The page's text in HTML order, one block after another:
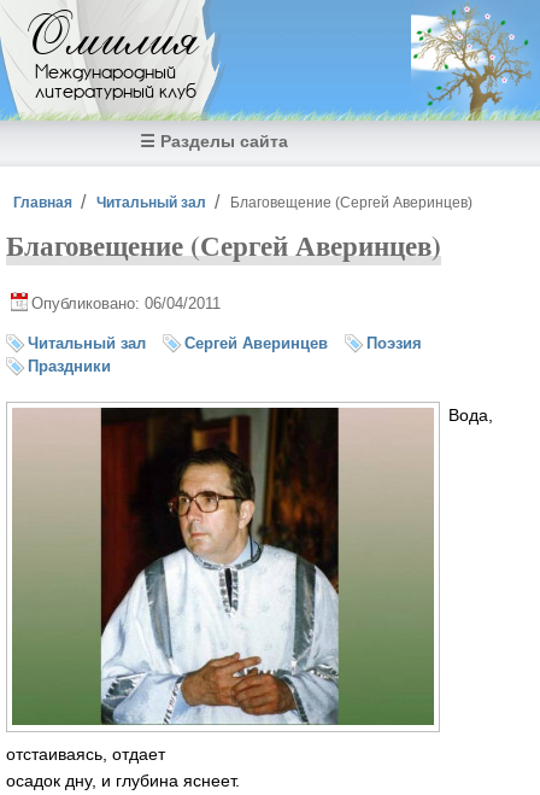
Перейти к основному содержанию
Омилия
Международный
литературный клуб
☰ Разделы сайта
Вы здесь
Главная Читальный зал Благовещение (Сергей Аверинцев)
Благовещение (Сергей Аверинцев)
Опубликовано: 06/04/2011
Читальный зал Сергей Аверинцев
Поэзия
Праздники
Вода,
отстаиваясь, отдает
осадок дну, и глубина яснеет.